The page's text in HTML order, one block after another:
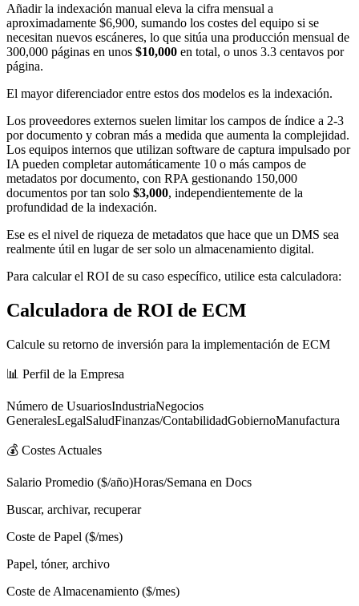
Añadir la indexación manual eleva la cifra mensual a
aproximadamente $6,900, sumando los costes del equipo si se
necesitan nuevos escáneres, lo que sitúa una producción mensual de
300,000 páginas en unos $10,000 en total, o unos 3.3 centavos por
página.
El mayor diferenciador entre estos dos modelos es la indexación.
Los proveedores externos suelen limitar los campos de índice a 2-3
por documento y cobran más a medida que aumenta la complejidad.
Los equipos internos que utilizan software de captura impulsado por
IA pueden completar automáticamente 10 o más campos de
metadatos por documento, con RPA gestionando 150,000
documentos por tan solo $3,000, independientemente de la
profundidad de la indexación.
Ese es el nivel de riqueza de metadatos que hace que un DMS sea
realmente útil en lugar de ser solo un almacenamiento digital.
Para calcular el ROI de su caso específico, utilice esta calculadora:
Calculadora de ROI de ECM
Calcule su retorno de inversión para la implementación de ECM
📊 Perfil de la Empresa
Número de UsuariosIndustriaNegocios
GeneralesLegalSaludFinanzas/ContabilidadGobiernoManufactura
💰 Costes Actuales
Salario Promedio ($/año)Horas/Semana en Docs
Buscar, archivar, recuperar
Coste de Papel ($/mes)
Papel, tóner, archivo
Coste de Almacenamiento ($/mes)